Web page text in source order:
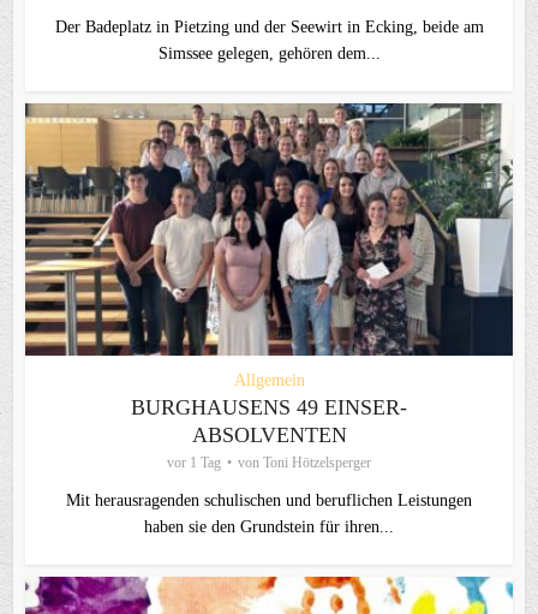
Der Badeplatz in Pietzing und der Seewirt in Ecking, beide am
Simssee gelegen, gehören dem...
Allgemein
BURGHAUSENS 49 EINSER-
ABSOLVENTEN
vor 1 Tag von Toni Hötzelsperger
Mit herausragenden schulischen und beruflichen Leistungen
haben sie den Grundstein für ihren...